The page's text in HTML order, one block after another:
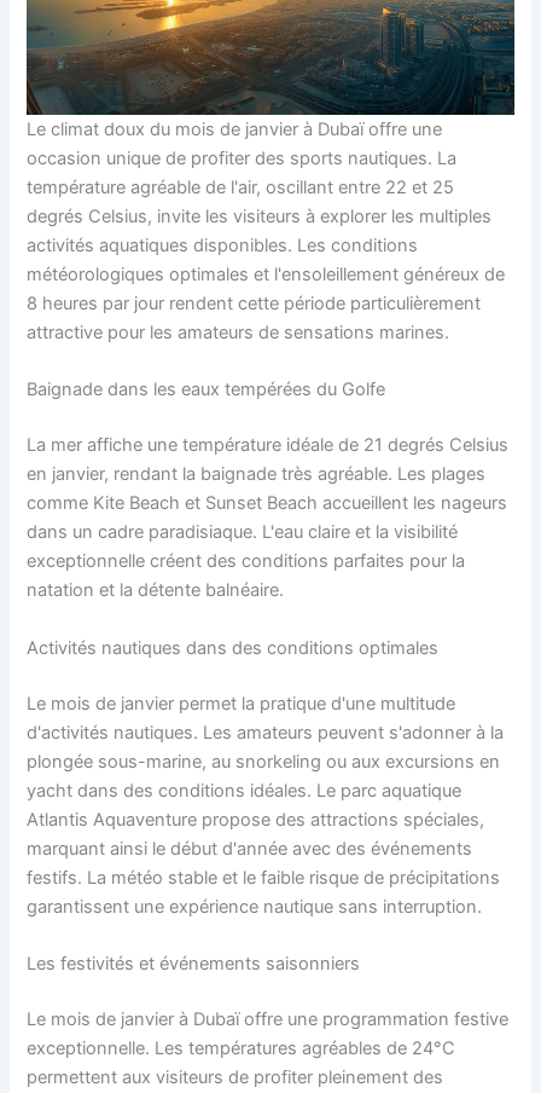
Le climat doux du mois de janvier à Dubaï offre une
occasion unique de profiter des sports nautiques. La
température agréable de l'air, oscillant entre 22 et 25
degrés Celsius, invite les visiteurs à explorer les multiples
activités aquatiques disponibles. Les conditions
météorologiques optimales et l'ensoleillement généreux de
8 heures par jour rendent cette période particulièrement
attractive pour les amateurs de sensations marines.
Baignade dans les eaux tempérées du Golfe
La mer affiche une température idéale de 21 degrés Celsius
en janvier, rendant la baignade très agréable. Les plages
comme Kite Beach et Sunset Beach accueillent les nageurs
dans un cadre paradisiaque. L'eau claire et la visibilité
exceptionnelle créent des conditions parfaites pour la
natation et la détente balnéaire.
Activités nautiques dans des conditions optimales
Le mois de janvier permet la pratique d'une multitude
d'activités nautiques. Les amateurs peuvent s'adonner à la
plongée sous-marine, au snorkeling ou aux excursions en
yacht dans des conditions idéales. Le parc aquatique
Atlantis Aquaventure propose des attractions spéciales,
marquant ainsi le début d'année avec des événements
festifs. La météo stable et le faible risque de précipitations
garantissent une expérience nautique sans interruption.
Les festivités et événements saisonniers
Le mois de janvier à Dubaï offre une programmation festive
exceptionnelle. Les températures agréables de 24°C
permettent aux visiteurs de profiter pleinement des